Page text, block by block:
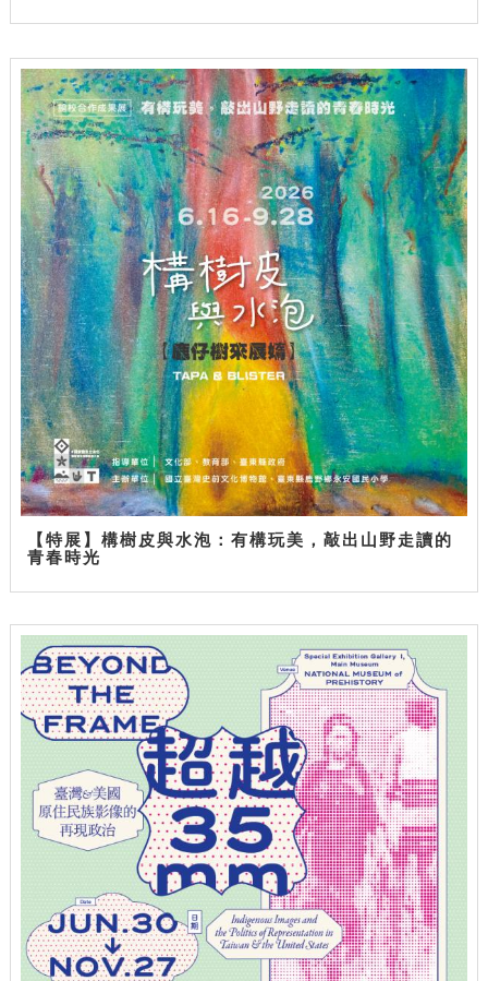
【特展】構樹皮與水泡：有構玩美，敲出山野走讀的
青春時光